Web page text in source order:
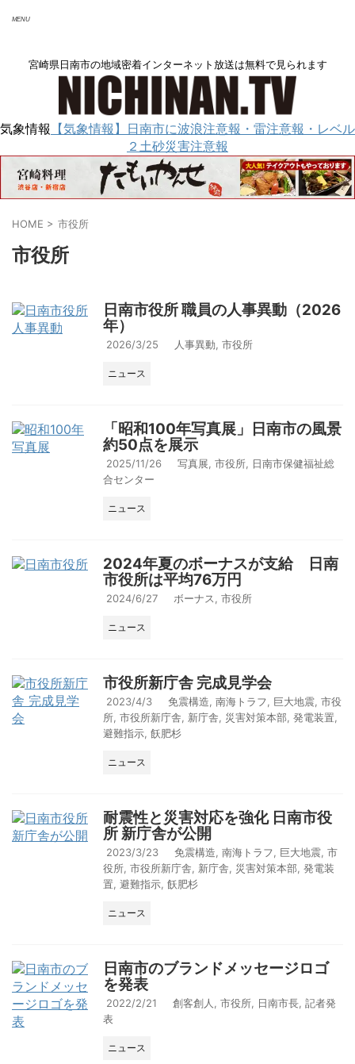
サイト内で検索
宮崎県日南市の地域密着インターネット放送は無料で見られます
気象情報 【気象情報】日南市に波浪注意報・雷注意報・レベル
２土砂災害注意報
HOME > 市役所
市役所
日南市役所 職員の人事異動（2026
年）
2026/3/25 人事異動, 市役所
ニュース
「昭和100年写真展」日南市の風景
約50点を展示
2025/11/26 写真展, 市役所, 日南市保健福祉総
合センター
ニュース
2024年夏のボーナスが支給 日南
市役所は平均76万円
2024/6/27 ボーナス, 市役所
ニュース
市役所新庁舎 完成見学会
2023/4/3 免震構造, 南海トラフ, 巨大地震, 市役
所, 市役所新庁舎, 新庁舎, 災害対策本部, 発電装置,
避難指示, 飫肥杉
ニュース
耐震性と災害対応を強化 日南市役
所 新庁舎が公開
2023/3/23 免震構造, 南海トラフ, 巨大地震, 市
役所, 市役所新庁舎, 新庁舎, 災害対策本部, 発電装
置, 避難指示, 飫肥杉
ニュース
日南市のブランドメッセージロゴ
を発表
2022/2/21 創客創人, 市役所, 日南市長, 記者発
表
ニュース